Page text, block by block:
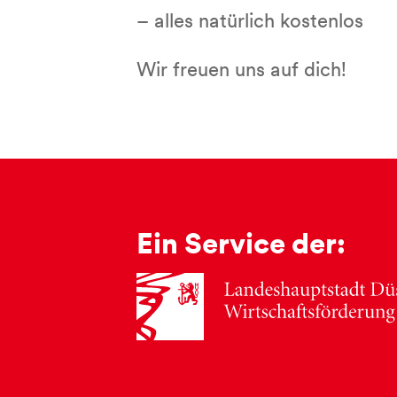
– alles natürlich kostenlos
Wir freuen uns auf dich!
Ein Service der: